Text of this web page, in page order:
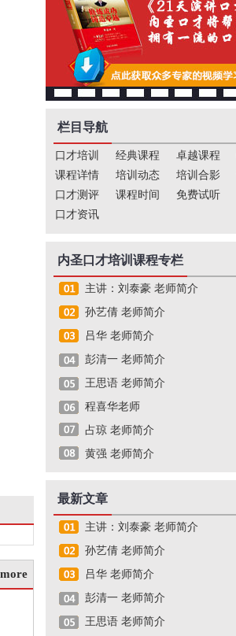
more
栏目导航
口才培训 经典课程 卓越课程
课程详情
培训动态 培训合影
口才测评
课程时间 免费试听
口才资讯
内圣口才培训课程专栏
主讲：刘泰豪 老师简介
孙艺倩 老师简介
吕华 老师简介
彭清一 老师简介
王思语 老师简介
程喜华老师
占琼 老师简介
黄强 老师简介
最新文章
主讲：刘泰豪 老师简介
孙艺倩 老师简介
吕华 老师简介
彭清一 老师简介
王思语 老师简介